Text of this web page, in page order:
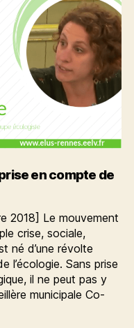
en compte de
2018] Le mouvement
crise, sociale,
né d’une révolte
l’écologie. Sans prise
il ne peut pas y
municipale Co-